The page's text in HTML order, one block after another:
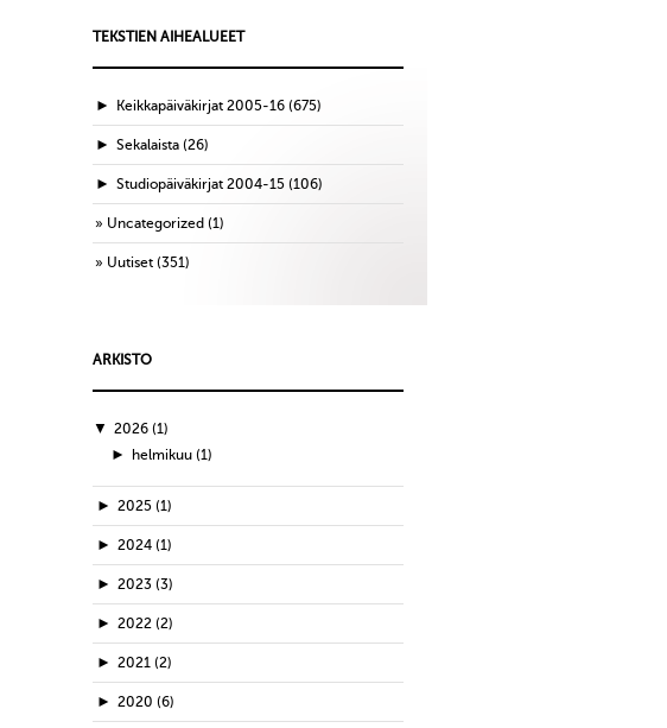
TEKSTIEN AIHEALUEET
► Keikkapäiväkirjat 2005-16 (675)
► Sekalaista (26)
► Studiopäiväkirjat 2004-15 (106)
Uncategorized (1)
Uutiset (351)
ARKISTO
▼ 2026 (1)
► helmikuu (1)
► 2025 (1)
► 2024 (1)
► 2023 (3)
► 2022 (2)
► 2021 (2)
► 2020 (6)